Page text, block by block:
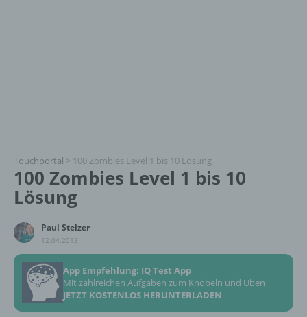
Touchportal > 100 Zombies Level 1 bis 10 Lösung
100 Zombies Level 1 bis 10
Lösung
Paul Stelzer
12.04.2013
App Empfehlung: IQ Test App
Mit zahlreichen Aufgaben zum Knobeln und Üben
JETZT KOSTENLOS HERUNTERLADEN